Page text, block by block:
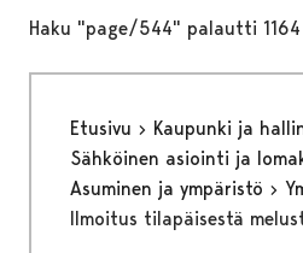
Haku "page/544" palautti
Etusivu Kaupunki ja
Sähköinen asiointi ja
Asuminen ja ympäristö
Ilmoitus tilapäisestä